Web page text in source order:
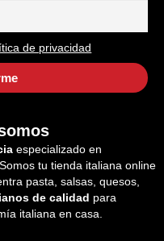
de privacidad
especializado en
Somos tu tienda italiana online
pasta, salsas, quesos,
de calidad para
italiana en casa.